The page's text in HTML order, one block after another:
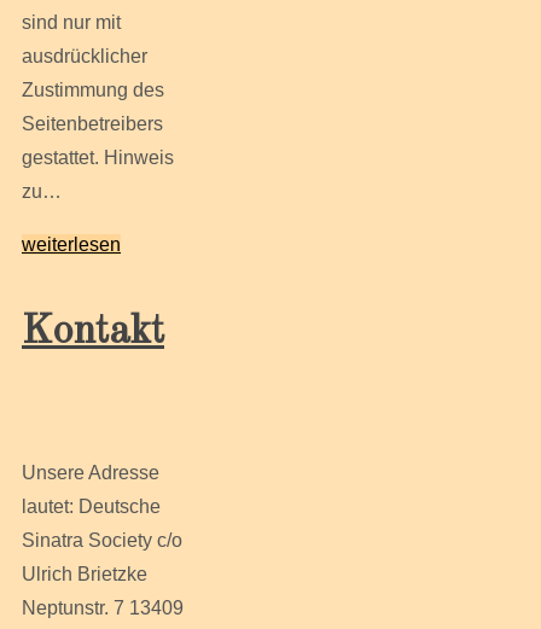
sind nur mit
ausdrücklicher
Zustimmung des
Seitenbetreibers
gestattet. Hinweis
zu…
weiterlesen
Kontakt
Unsere Adresse
lautet: Deutsche
Sinatra Society c/o
Ulrich Brietzke
Neptunstr. 7 13409